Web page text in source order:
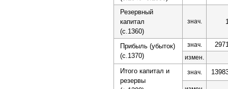
Резервный
капитал
(с.1360)
знач.
Прибыль (убыток)
(с.1370)
знач.
измен.
Итого капитал и
резервы
знач.